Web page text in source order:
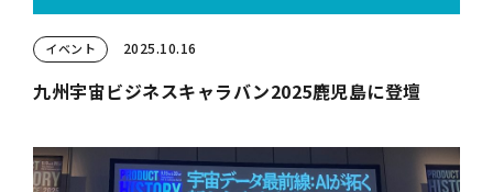
イベント 2025.10.16
九州宇宙ビジネスキャラバン2025鹿児島に登壇